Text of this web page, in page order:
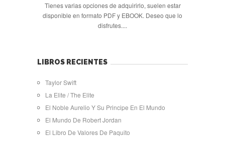
Tienes varias opciones de adquirirlo, suelen estar
disponible en formato PDF y EBOOK. Deseo que lo
disfrutes....
LIBROS RECIENTES
Taylor Swift
La Elite / The Elite
El Noble Aurelio Y Su Principe En El Mundo
El Mundo De Robert Jordan
El Libro De Valores De Paquito